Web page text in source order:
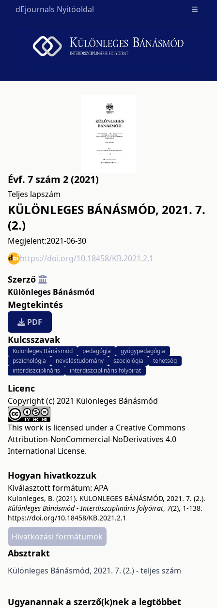
dEjournals Nyitóoldal Open
Évf. 7 szám 2 (2021)
Teljes lapszám
KÜLÖNLEGES BÁNÁSMÓD, 2021. 7.
(2.)
Megjelent:2021-06-30
https://doi.org/10.18458/KB.2021.2.1
Szerző
Különleges Bánásmód
Megtekintés
PDF
Kulcsszavak
Különleges Bánásmód pedagógia
gyógypedagógia
pszichológia
neveléstudomány szociológia
tehetség
interdiszciplináris
interdiszciplináris folyóirat
Licenc
Copyright (c) 2021 Különleges Bánásmód
This work is licensed under a Creative Commons
Attribution-NonCommercial-NoDerivatives 4.0
International License.
Hogyan hivatkozzuk
Kiválasztott formátum: APA
Különleges, B. (2021). KÜLÖNLEGES BÁNÁSMÓD, 2021. 7. (2.).
Különleges Bánásmód - Interdiszciplináris folyóirat, 7(2), 1-138.
https://doi.org/10.18458/KB.2021.2.1
Hivatkozási formátumok
Absztrakt
Különleges Bánásmód, 2021. 7. (2.) - teljes szám
Ugyanannak a szerző(k)nek a legtöbbet